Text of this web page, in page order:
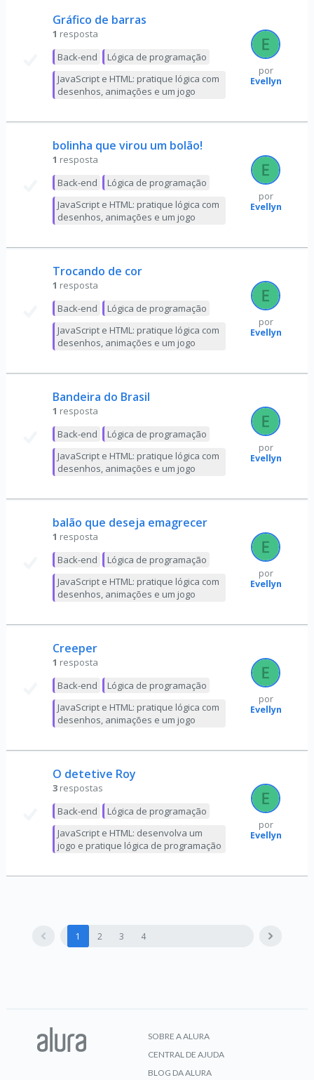
Gráfico de barras
1 resposta
Back-end
Lógica de programação
JavaScript e HTML: pratique lógica com
desenhos, animações e um jogo
por
Evellyn
bolinha que virou um bolão!
1 resposta
Back-end
Lógica de programação
JavaScript e HTML: pratique lógica com
desenhos, animações e um jogo
por
Evellyn
Trocando de cor
1 resposta
Back-end
Lógica de programação
JavaScript e HTML: pratique lógica com
desenhos, animações e um jogo
por
Evellyn
Bandeira do Brasil
1 resposta
Back-end
Lógica de programação
JavaScript e HTML: pratique lógica com
desenhos, animações e um jogo
por
Evellyn
balão que deseja emagrecer
1 resposta
Back-end
Lógica de programação
JavaScript e HTML: pratique lógica com
desenhos, animações e um jogo
por
Evellyn
Creeper
1 resposta
Back-end
Lógica de programação
JavaScript e HTML: pratique lógica com
desenhos, animações e um jogo
por
Evellyn
O detetive Roy
3 respostas
Back-end
Lógica de programação
JavaScript e HTML: desenvolva um
jogo e pratique lógica de programação
por
Evellyn
1 2 3 4
SOBRE A ALURA
CENTRAL DE AJUDA
BLOG DA ALURA